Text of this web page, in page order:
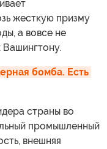
жесткую призму
а вовсе не
Вашингтону.
бомба. Есть
страны во
промышленный
внешняя